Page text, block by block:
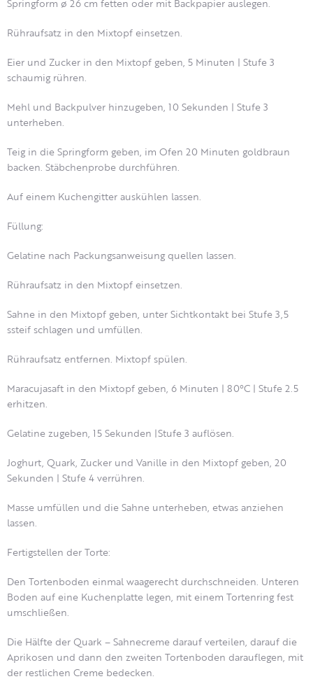
Springform ø 26 cm fetten oder mit Backpapier auslegen.
Rühraufsatz in den Mixtopf einsetzen.
Eier und Zucker in den Mixtopf geben, 5 Minuten | Stufe 3
schaumig rühren.
Mehl und Backpulver hinzugeben, 10 Sekunden | Stufe 3
unterheben.
Teig in die Springform geben, im Ofen 20 Minuten goldbraun
backen. Stäbchenprobe durchführen.
Auf einem Kuchengitter auskühlen lassen.
Füllung:
Gelatine nach Packungsanweisung quellen lassen.
Rühraufsatz in den Mixtopf einsetzen.
Sahne in den Mixtopf geben, unter Sichtkontakt bei Stufe 3,5
ssteif schlagen und umfüllen.
Rühraufsatz entfernen. Mixtopf spülen.
Maracujasaft in den Mixtopf geben, 6 Minuten | 80°C | Stufe 2.5
erhitzen.
Gelatine zugeben, 15 Sekunden |Stufe 3 auflösen.
Joghurt, Quark, Zucker und Vanille in den Mixtopf geben, 20
Sekunden | Stufe 4 verrühren.
Masse umfüllen und die Sahne unterheben, etwas anziehen
lassen.
Fertigstellen der Torte:
Den Tortenboden einmal waagerecht durchschneiden. Unteren
Boden auf eine Kuchenplatte legen, mit einem Tortenring fest
umschließen.
Die Hälfte der Quark – Sahnecreme darauf verteilen, darauf die
Aprikosen und dann den zweiten Tortenboden darauflegen, mit
der restlichen Creme bedecken.